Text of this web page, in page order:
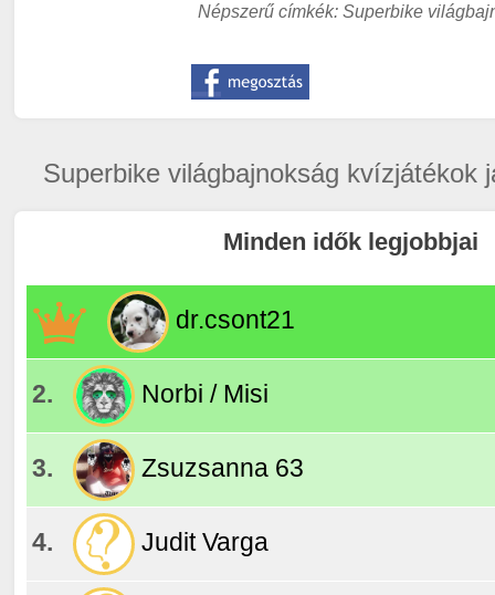
Népszerű címkék: Superbike
Superbike világbajnokság kvízjátékok
Minden idők legjobbjai
dr.csont21
2. Norbi / Misi
3. Zsuzsanna 63
4. Judit Varga